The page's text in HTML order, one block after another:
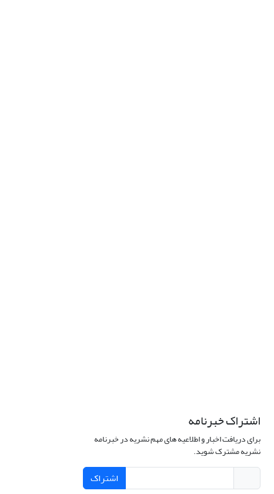
اشتراک خبرنامه
برای دریافت اخبار و اطلاعیه های مهم نشریه در خبرنامه
نشریه مشترک شوید.
اشتراک